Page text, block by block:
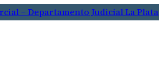
– Departamento Judicial La Plata